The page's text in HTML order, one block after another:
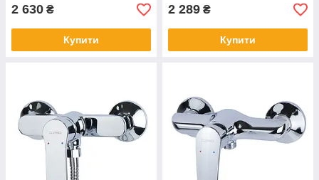
2 630 ₴
Купити
2 289 ₴
Купити